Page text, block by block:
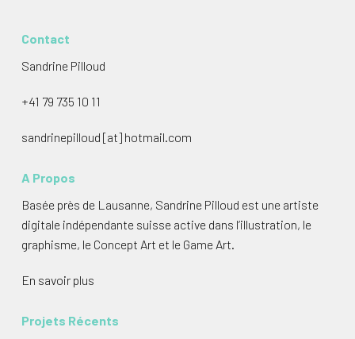
Contact
Sandrine Pilloud
+41 79 735 10 11
sandrinepilloud [at] hotmail.com
A Propos
Basée près de Lausanne, Sandrine Pilloud est une artiste
digitale indépendante suisse active dans l’illustration, le
graphisme, le Concept Art et le Game Art.
En savoir plus
Projets Récents